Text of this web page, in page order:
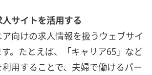
サイトを活用する
向けの求人情報を扱うウェブサイ
す。たとえば、「キャリア65」など
用することで、夫婦で働けるパー